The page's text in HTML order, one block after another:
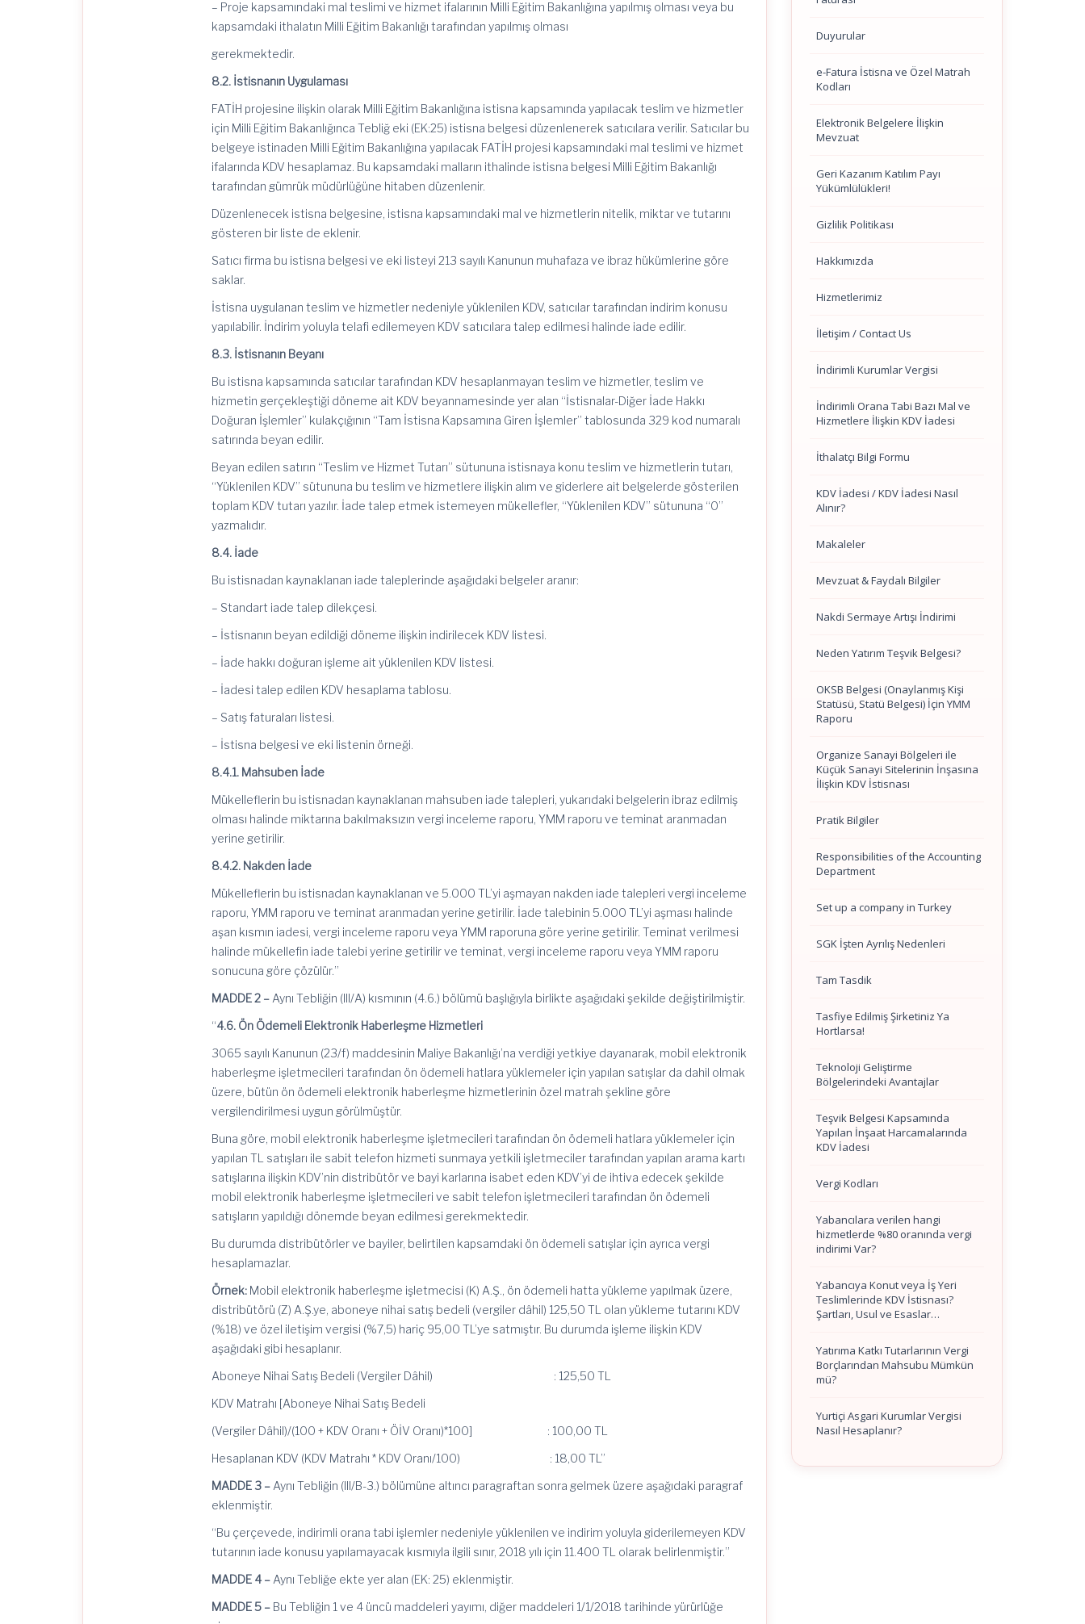
– Proje kapsamındaki mal teslimi ve hizmet ifalarının Milli Eğitim Bakanlığına yapılmış olması veya bu
kapsamdaki ithalatın Milli Eğitim Bakanlığı tarafından yapılmış olması
gerekmektedir.
8.2. İstisnanın Uygulaması
FATİH projesine ilişkin olarak Milli Eğitim Bakanlığına istisna kapsamında yapılacak teslim ve hizmetler
için Milli Eğitim Bakanlığınca Tebliğ eki (EK:25) istisna belgesi düzenlenerek satıcılara verilir. Satıcılar bu
belgeye istinaden Milli Eğitim Bakanlığına yapılacak FATİH projesi kapsamındaki mal teslimi ve hizmet
ifalarında KDV hesaplamaz. Bu kapsamdaki malların ithalinde istisna belgesi Milli Eğitim Bakanlığı
tarafından gümrük müdürlüğüne hitaben düzenlenir.
Düzenlenecek istisna belgesine, istisna kapsamındaki mal ve hizmetlerin nitelik, miktar ve tutarını
gösteren bir liste de eklenir.
Satıcı firma bu istisna belgesi ve eki listeyi 213 sayılı Kanunun muhafaza ve ibraz hükümlerine göre
saklar.
İstisna uygulanan teslim ve hizmetler nedeniyle yüklenilen KDV, satıcılar tarafından indirim konusu
yapılabilir. İndirim yoluyla telafi edilemeyen KDV satıcılara talep edilmesi halinde iade edilir.
8.3. İstisnanın Beyanı
Bu istisna kapsamında satıcılar tarafından KDV hesaplanmayan teslim ve hizmetler, teslim ve
hizmetin gerçekleştiği döneme ait KDV beyannamesinde yer alan “İstisnalar-Diğer İade Hakkı
Doğuran İşlemler” kulakçığının “Tam İstisna Kapsamına Giren İşlemler” tablosunda 329 kod numaralı
satırında beyan edilir.
Beyan edilen satırın “Teslim ve Hizmet Tutarı” sütununa istisnaya konu teslim ve hizmetlerin tutarı,
“Yüklenilen KDV” sütununa bu teslim ve hizmetlere ilişkin alım ve giderlere ait belgelerde gösterilen
toplam KDV tutarı yazılır. İade talep etmek istemeyen mükellefler, “Yüklenilen KDV” sütununa “0”
yazmalıdır.
8.4. İade
Bu istisnadan kaynaklanan iade taleplerinde aşağıdaki belgeler aranır:
– Standart iade talep dilekçesi.
– İstisnanın beyan edildiği döneme ilişkin indirilecek KDV listesi.
– İade hakkı doğuran işleme ait yüklenilen KDV listesi.
– İadesi talep edilen KDV hesaplama tablosu.
– Satış faturaları listesi.
– İstisna belgesi ve eki listenin örneği.
8.4.1. Mahsuben İade
Mükelleflerin bu istisnadan kaynaklanan mahsuben iade talepleri, yukarıdaki belgelerin ibraz edilmiş
olması halinde miktarına bakılmaksızın vergi inceleme raporu, YMM raporu ve teminat aranmadan
yerine getirilir.
8.4.2. Nakden İade
Mükelleflerin bu istisnadan kaynaklanan ve 5.000 TL’yi aşmayan nakden iade talepleri vergi inceleme
raporu, YMM raporu ve teminat aranmadan yerine getirilir. İade talebinin 5.000 TL’yi aşması halinde
aşan kısmın iadesi, vergi inceleme raporu veya YMM raporuna göre yerine getirilir. Teminat verilmesi
halinde mükellefin iade talebi yerine getirilir ve teminat, vergi inceleme raporu veya YMM raporu
sonucuna göre çözülür.”
MADDE 2 – Aynı Tebliğin (III/A) kısmının (4.6.) bölümü başlığıyla birlikte aşağıdaki şekilde değiştirilmiştir.
“4.6. Ön Ödemeli Elektronik Haberleşme Hizmetleri
3065 sayılı Kanunun (23/f) maddesinin Maliye Bakanlığı’na verdiği yetkiye dayanarak, mobil elektronik
haberleşme işletmecileri tarafından ön ödemeli hatlara yüklemeler için yapılan satışlar da dahil olmak
üzere, bütün ön ödemeli elektronik haberleşme hizmetlerinin özel matrah şekline göre
vergilendirilmesi uygun görülmüştür.
Buna göre, mobil elektronik haberleşme işletmecileri tarafından ön ödemeli hatlara yüklemeler için
yapılan TL satışları ile sabit telefon hizmeti sunmaya yetkili işletmeciler tarafından yapılan arama kartı
satışlarına ilişkin KDV’nin distribütör ve bayi karlarına isabet eden KDV’yi de ihtiva edecek şekilde
mobil elektronik haberleşme işletmecileri ve sabit telefon işletmecileri tarafından ön ödemeli
satışların yapıldığı dönemde beyan edilmesi gerekmektedir.
Bu durumda distribütörler ve bayiler, belirtilen kapsamdaki ön ödemeli satışlar için ayrıca vergi
hesaplamazlar.
Örnek: Mobil elektronik haberleşme işletmecisi (K) A.Ş., ön ödemeli hatta yükleme yapılmak üzere,
distribütörü (Z) A.Ş.ye, aboneye nihai satış bedeli (vergiler dâhil) 125,50 TL olan yükleme tutarını KDV
(%18) ve özel iletişim vergisi (%7,5) hariç 95,00 TL’ye satmıştır. Bu durumda işleme ilişkin KDV
aşağıdaki gibi hesaplanır.
Aboneye Nihai Satış Bedeli (Vergiler Dâhil) : 125,50 TL
KDV Matrahı [Aboneye Nihai Satış Bedeli
(Vergiler Dâhil)/(100 + KDV Oranı + ÖİV Oranı)*100] : 100,00 TL
Hesaplanan KDV (KDV Matrahı * KDV Oranı/100) : 18,00 TL”
MADDE 3 – Aynı Tebliğin (III/B-3.) bölümüne altıncı paragraftan sonra gelmek üzere aşağıdaki paragraf
eklenmiştir.
“Bu çerçevede, indirimli orana tabi işlemler nedeniyle yüklenilen ve indirim yoluyla giderilemeyen KDV
tutarının iade konusu yapılamayacak kısmıyla ilgili sınır, 2018 yılı için 11.400 TL olarak belirlenmiştir.”
MADDE 4 – Aynı Tebliğe ekte yer alan (EK: 25) eklenmiştir.
MADDE 5 – Bu Tebliğin 1 ve 4 üncü maddeleri yayımı, diğer maddeleri 1/1/2018 tarihinde yürürlüğe
Duyurular
e-Fatura İstisna ve Özel Matrah
Kodları
Elektronik Belgelere İlişkin
Mevzuat
Geri Kazanım Katılım Payı
Yükümlülükleri!
Gizlilik Politikası
Hakkımızda
Hizmetlerimiz
İletişim / Contact Us
İndirimli Kurumlar Vergisi
İndirimli Orana Tabi Bazı Mal ve
Hizmetlere İlişkin KDV İadesi
İthalatçı Bilgi Formu
KDV İadesi / KDV İadesi Nasıl
Alınır?
Makaleler
Mevzuat & Faydalı Bilgiler
Nakdi Sermaye Artışı İndirimi
Neden Yatırım Teşvik Belgesi?
OKSB Belgesi (Onaylanmış Kişi
Statüsü, Statü Belgesi) İçin YMM
Raporu
Organize Sanayi Bölgeleri ile
Küçük Sanayi Sitelerinin İnşasına
İlişkin KDV İstisnası
Pratik Bilgiler
Responsibilities of the Accounting
Department
Set up a company in Turkey
SGK İşten Ayrılış Nedenleri
Tam Tasdik
Tasfiye Edilmiş Şirketiniz Ya
Hortlarsa!
Teknoloji Geliştirme
Bölgelerindeki Avantajlar
Teşvik Belgesi Kapsamında
Yapılan İnşaat Harcamalarında
KDV İadesi
Vergi Kodları
Yabancılara verilen hangi
hizmetlerde %80 oranında vergi
indirimi Var?
Yabancıya Konut veya İş Yeri
Teslimlerinde KDV İstisnası?
Şartları, Usul ve Esaslar…
Yatırıma Katkı Tutarlarının Vergi
Borçlarından Mahsubu Mümkün
mü?
Yurtiçi Asgari Kurumlar Vergisi
Nasıl Hesaplanır?